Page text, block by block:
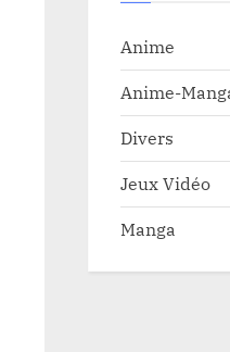
Anime
Anime-
Divers
Jeux Vidéo
Manga